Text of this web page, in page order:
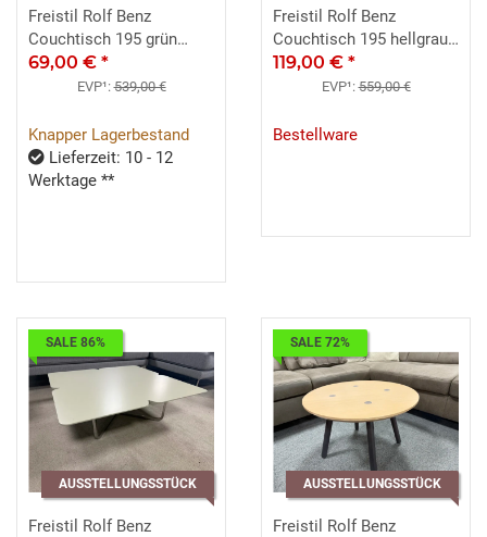
Freistil Rolf Benz
Couchtisch 195 grün
schwarz ca. 79x79 cm
69,00 € *
EVP¹:539,00 €
Knapper Lagerbestand
Lieferzeit: 10 - 12
Werktage **
Freistil Rolf Benz
Couchtisch 195 hellgrau
ca.79x79 Chrom
119,00 € *
EVP¹:559,00 €
Bestellware
AUSSTELLUNGSSTÜCK
SALE 86%
Freistil Rolf Benz
AUSSTELLUNGSSTÜCK
SALE 72%
Freistil Rolf Benz